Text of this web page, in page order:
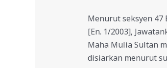
Menurut seksyen 47
[En. 1/2003],
Maha Mulia Sultan
disiarkan menurut